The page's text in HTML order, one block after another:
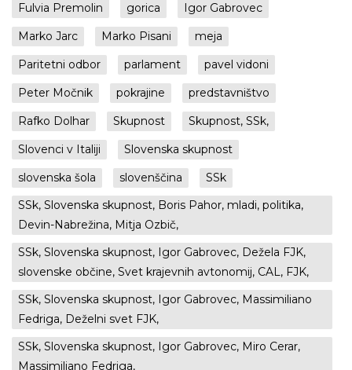
Fulvia Premolin
gorica
Igor Gabrovec
Marko Jarc
Marko Pisani
meja
Paritetni odbor
parlament
pavel vidoni
Peter Močnik
pokrajine
predstavništvo
Rafko Dolhar
Skupnost
Skupnost, SSk,
Slovenci v Italiji
Slovenska skupnost
slovenska šola
slovenščina
SSk
SSk, Slovenska skupnost, Boris Pahor, mladi, politika,
Devin-Nabrežina, Mitja Ozbič,
SSk, Slovenska skupnost, Igor Gabrovec, Dežela FJK,
slovenske občine, Svet krajevnih avtonomij, CAL, FJK,
SSk, Slovenska skupnost, Igor Gabrovec, Massimiliano
Fedriga, Deželni svet FJK,
SSk, Slovenska skupnost, Igor Gabrovec, Miro Cerar,
Massimiliano Fedriga,